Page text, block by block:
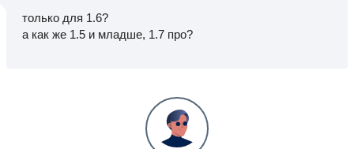
только для 1.6?
а как же 1.5 и младше, 1.7 про?